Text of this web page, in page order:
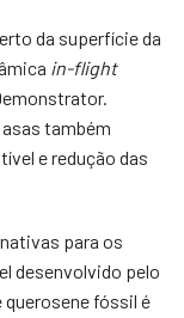
da superfície da
in-flight
também
e redução das
para os
desenvolvido pelo
querosene fóssil é